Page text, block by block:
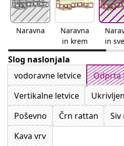
Naravna
Naravna
in krem
in
Slog naslonjala
vodoravne letvice
Odprta
Vertikalne letvice
Poševno
Črn rattan
Kava vrv